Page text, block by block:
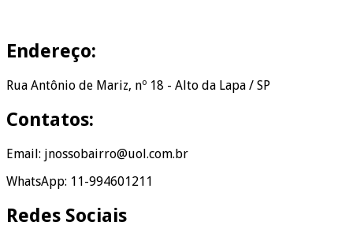
Endereço:
Rua Antônio de Mariz, nº 18 - Alto da Lapa / SP
Contatos:
Email: jnossobairro@uol.com.br
WhatsApp: 11-994601211
Redes Sociais